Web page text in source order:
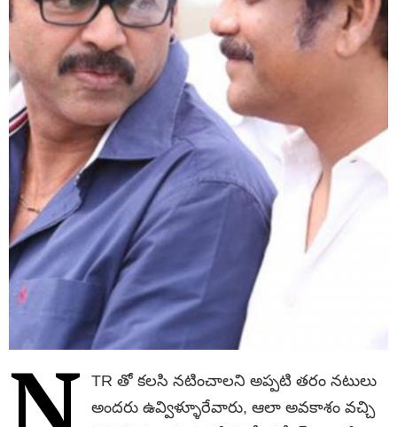
TR తో కలసి నటించాలని అప్పటి తరం నటులు
అందరు ఉవ్విళ్ళూరేవారు, ఆలా అవకాశం వచ్చి